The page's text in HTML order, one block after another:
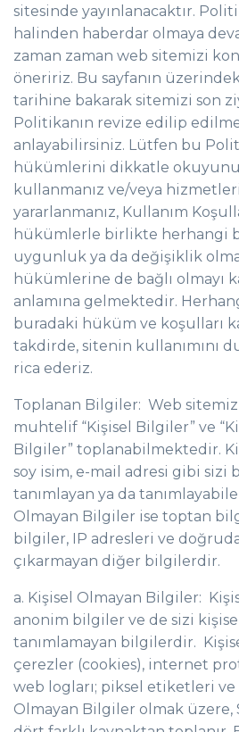
sitesinde yayınlanacaktır.
halinden haberdar olmaya
zaman zaman web sitemizi
öneririz. Bu sayfanın
tarihine bakarak sitemizi son
Politikanın revize edilip
anlayabilirsiniz. Lütfen bu
hükümlerini dikkatle
kullanmanız ve/veya
yararlanmanız, Kullanım
hükümlerle birlikte herhangi
uygunluk ya da değişiklik
hükümlerine de bağlı olmayı
anlamına gelmektedir.
buradaki hüküm ve koşulları
takdirde, sitenin kullanımını
rica ederiz.
Toplanan Bilgiler: Web sitemiz
muhtelif “Kişisel Bilgiler” ve
Bilgiler” toplanabilmektedir.
soy isim, e-mail adresi gibi sizi
tanımlayan ya da
Olmayan Bilgiler ise toptan
bilgiler, IP adresleri ve
çıkarmayan diğer bilgilerdir.
a. Kişisel Olmayan Bilgiler:
anonim bilgiler ve de sizi
tanımlamayan bilgilerdir.
çerezler (cookies), internet
web logları; piksel etiketleri ve
Olmayan Bilgiler olmak üzere,